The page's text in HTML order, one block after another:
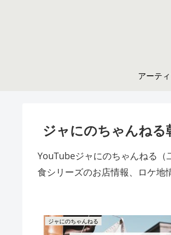
アーテ
ジャにのちゃんね
YouTubeジャにのちゃんねる
食シリーズのお店情報、ロケ地
ジャにのちゃんねる